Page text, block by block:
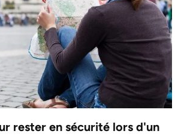
rester en sécurité lors d'un